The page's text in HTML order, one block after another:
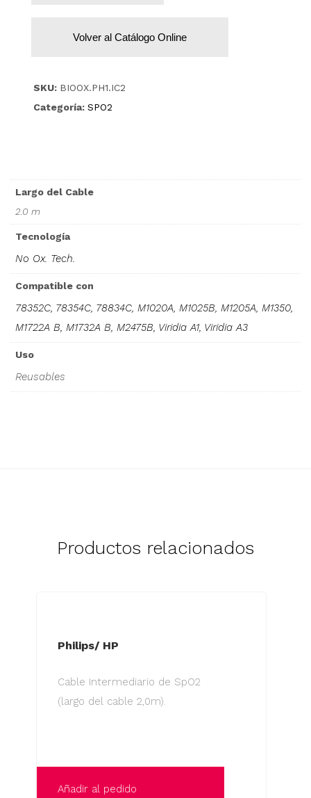
Volver al Catálogo Online
SKU: BIOOX.PH1.IC2
Categoría: SPO2
Largo del Cable
2.0 m
Tecnología
No Ox. Tech.
Compatible con
78352C, 78354C, 78834C, M1020A, M1025B, M1205A, M1350,
M1722A B, M1732A B, M2475B, Viridia A1, Viridia A3
Uso
Reusables
Productos relacionados
Philips/ HP
Cable Intermediario de SpO2
(largo del cable 2,0m).
Añadir al pedido